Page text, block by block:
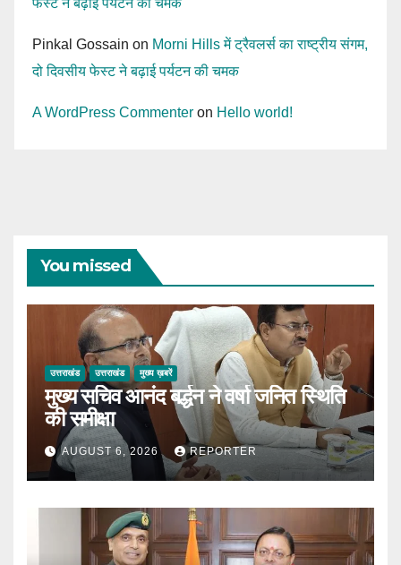
फेस्ट ने बढ़ाई पर्यटन की चमक
Pinkal Gossain on Morni Hills में ट्रैवलर्स का राष्ट्रीय संगम,
दो दिवसीय फेस्ट ने बढ़ाई पर्यटन की चमक
A WordPress Commenter on Hello world!
You missed
उत्तराखंड उत्तराखंड मुख्य ख़बरें
मुख्य सचिव आनंद बर्द्धन ने वर्षा जनित स्थिति
की समीक्षा
AUGUST 6, 2026 REPORTER